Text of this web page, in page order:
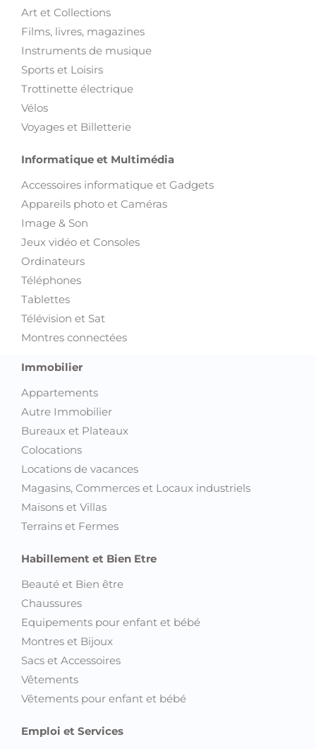
Art et Collections
Films, livres, magazines
Instruments de musique
Sports et Loisirs
Trottinette électrique
Vélos
Voyages et Billetterie
Informatique et Multimédia
Accessoires informatique et Gadgets
Appareils photo et Caméras
Image & Son
Jeux vidéo et Consoles
Ordinateurs
Téléphones
Tablettes
Télévision et Sat
Montres connectées
Immobilier
Appartements
Autre Immobilier
Bureaux et Plateaux
Colocations
Locations de vacances
Magasins, Commerces et Locaux industriels
Maisons et Villas
Terrains et Fermes
Habillement et Bien Etre
Beauté et Bien être
Chaussures
Equipements pour enfant et bébé
Montres et Bijoux
Sacs et Accessoires
Vêtements
Vêtements pour enfant et bébé
Emploi et Services